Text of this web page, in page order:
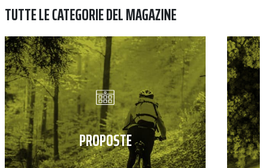
TUTTE LE CATEGORIE DEL MAGAZINE
PROPOSTE